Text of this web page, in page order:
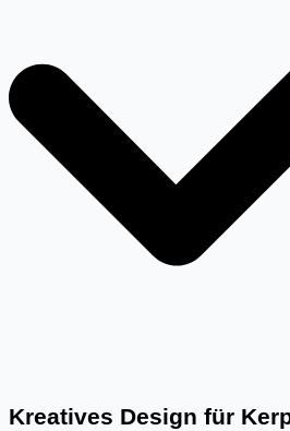
Kreatives Design für